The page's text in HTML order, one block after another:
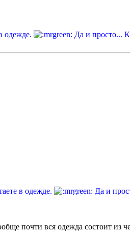
одежде.
Да и просто...
в одежде.
Да и
почти вся одежда состоит из